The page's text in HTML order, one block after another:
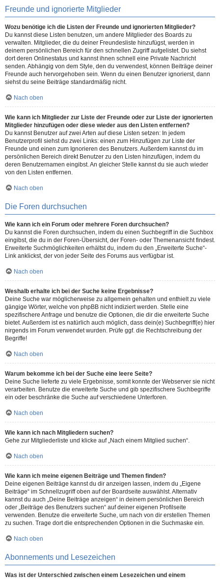
Freunde und ignorierte Mitglieder
Wozu benötige ich die Listen der Freunde und ignorierten Mitglieder?
Du kannst diese Listen benutzen, um andere Mitglieder des Boards zu
verwalten. Mitglieder, die du deiner Freundesliste hinzufügst, werden in
deinem persönlichen Bereich für den schnellen Zugriff aufgelistet. Du siehst
dort deren Onlinestatus und kannst ihnen schnell eine Private Nachricht
senden. Abhängig von dem Style, den du verwendest, können Beiträge deiner
Freunde auch hervorgehoben sein. Wenn du einen Benutzer ignorierst, dann
siehst du seine Beiträge standardmäßig nicht.
Nach oben
Wie kann ich Mitglieder zur Liste der Freunde oder zur Liste der ignorierten
Mitglieder hinzufügen oder diese wieder aus den Listen entfernen?
Du kannst Benutzer auf zwei Arten auf diese Listen setzen: In jedem
Benutzerprofil siehst du zwei Links: einen zum Hinzufügen zur Liste der
Freunde und einen zum Ignorieren des Benutzers. Außerdem kannst du im
persönlichen Bereich direkt Benutzer zu den Listen hinzufügen, indem du
deren Benutzernamen eingibst. An gleicher Stelle kannst du sie auch wieder
von den Listen entfernen.
Nach oben
Die Foren durchsuchen
Wie kann ich ein Forum oder mehrere Foren durchsuchen?
Du kannst die Foren durchsuchen, indem du einen Suchbegriff in die Suchbox
eingibst, die du in der Foren-Übersicht, der Foren- oder Themenansicht findest.
Erweiterte Suchmöglichkeiten erhältst du, indem du den „Erweiterte Suche“-
Link anklickst, der von jeder Seite des Forums aus verfügbar ist.
Nach oben
Weshalb erhalte ich bei der Suche keine Ergebnisse?
Deine Suche war möglicherweise zu allgemein gehalten und enthielt zu viele
gängige Wörter, welche von phpBB nicht indiziert werden. Stelle eine
spezifischere Anfrage und benutze die Optionen, die dir die erweiterte Suche
bietet. Außerdem ist es natürlich auch möglich, dass dein(e) Suchbegriff(e) hier
nirgends im Forum verwendet wurden. Prüfe ggf. die Rechtschreibung der
Begriffe!
Nach oben
Warum bekomme ich bei der Suche eine leere Seite?
Deine Suche lieferte zu viele Ergebnisse, somit konnte der Webserver sie nicht
verarbeiten. Benutze die erweiterte Suche und gib spezifischere Suchbegriffe
ein oder beschränke die Suche auf verschiedene Unterforen.
Nach oben
Wie kann ich nach Mitgliedern suchen?
Gehe zur Mitgliederliste und klicke auf „Nach einem Mitglied suchen“.
Nach oben
Wie kann ich meine eigenen Beiträge und Themen finden?
Deine eigenen Beiträge kannst du dir anzeigen lassen, indem du „Eigene
Beiträge“ im Schnellzugriff oben auf der Boardseite auswählst. Alternativ
kannst du auch „Deine Beiträge anzeigen“ in deinem persönlichen Bereich
oder „Beiträge des Benutzers suchen“ auf deiner eigenen Profilseite
verwenden. Benutze die erweiterte Suche, um nach von dir erstellen Themen
zu suchen. Trage dort die entsprechenden Optionen in die Suchmaske ein.
Nach oben
Abonnements und Lesezeichen
Was ist der Unterschied zwischen einem Lesezeichen und einem